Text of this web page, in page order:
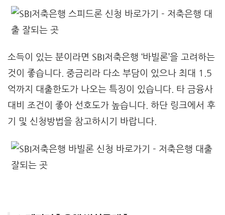
소득이 있는 분이라면 SBI저축은행 ‘바빌론’을 고려하는
것이 좋습니다. 중금리라 다소 부담이 있으나 최대 1.5
억까지 대출한도가 나오는 특징이 있습니다. 타 금융사
대비 조건이 좋아 선호도가 높습니다. 하단 링크에서 후
기 및 신청방법을 참고하시기 바랍니다.